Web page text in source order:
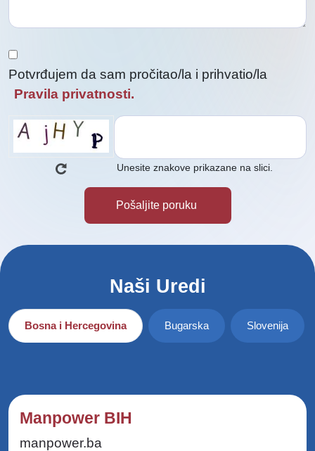
Potvrđujem da sam pročitao/la i prihvatio/la
Pravila privatnosti.
Unesite znakove prikazane na slici.
Naši Uredi
Bosna i Hercegovina Bugarska Slovenija
Manpower BIH
manpower.ba